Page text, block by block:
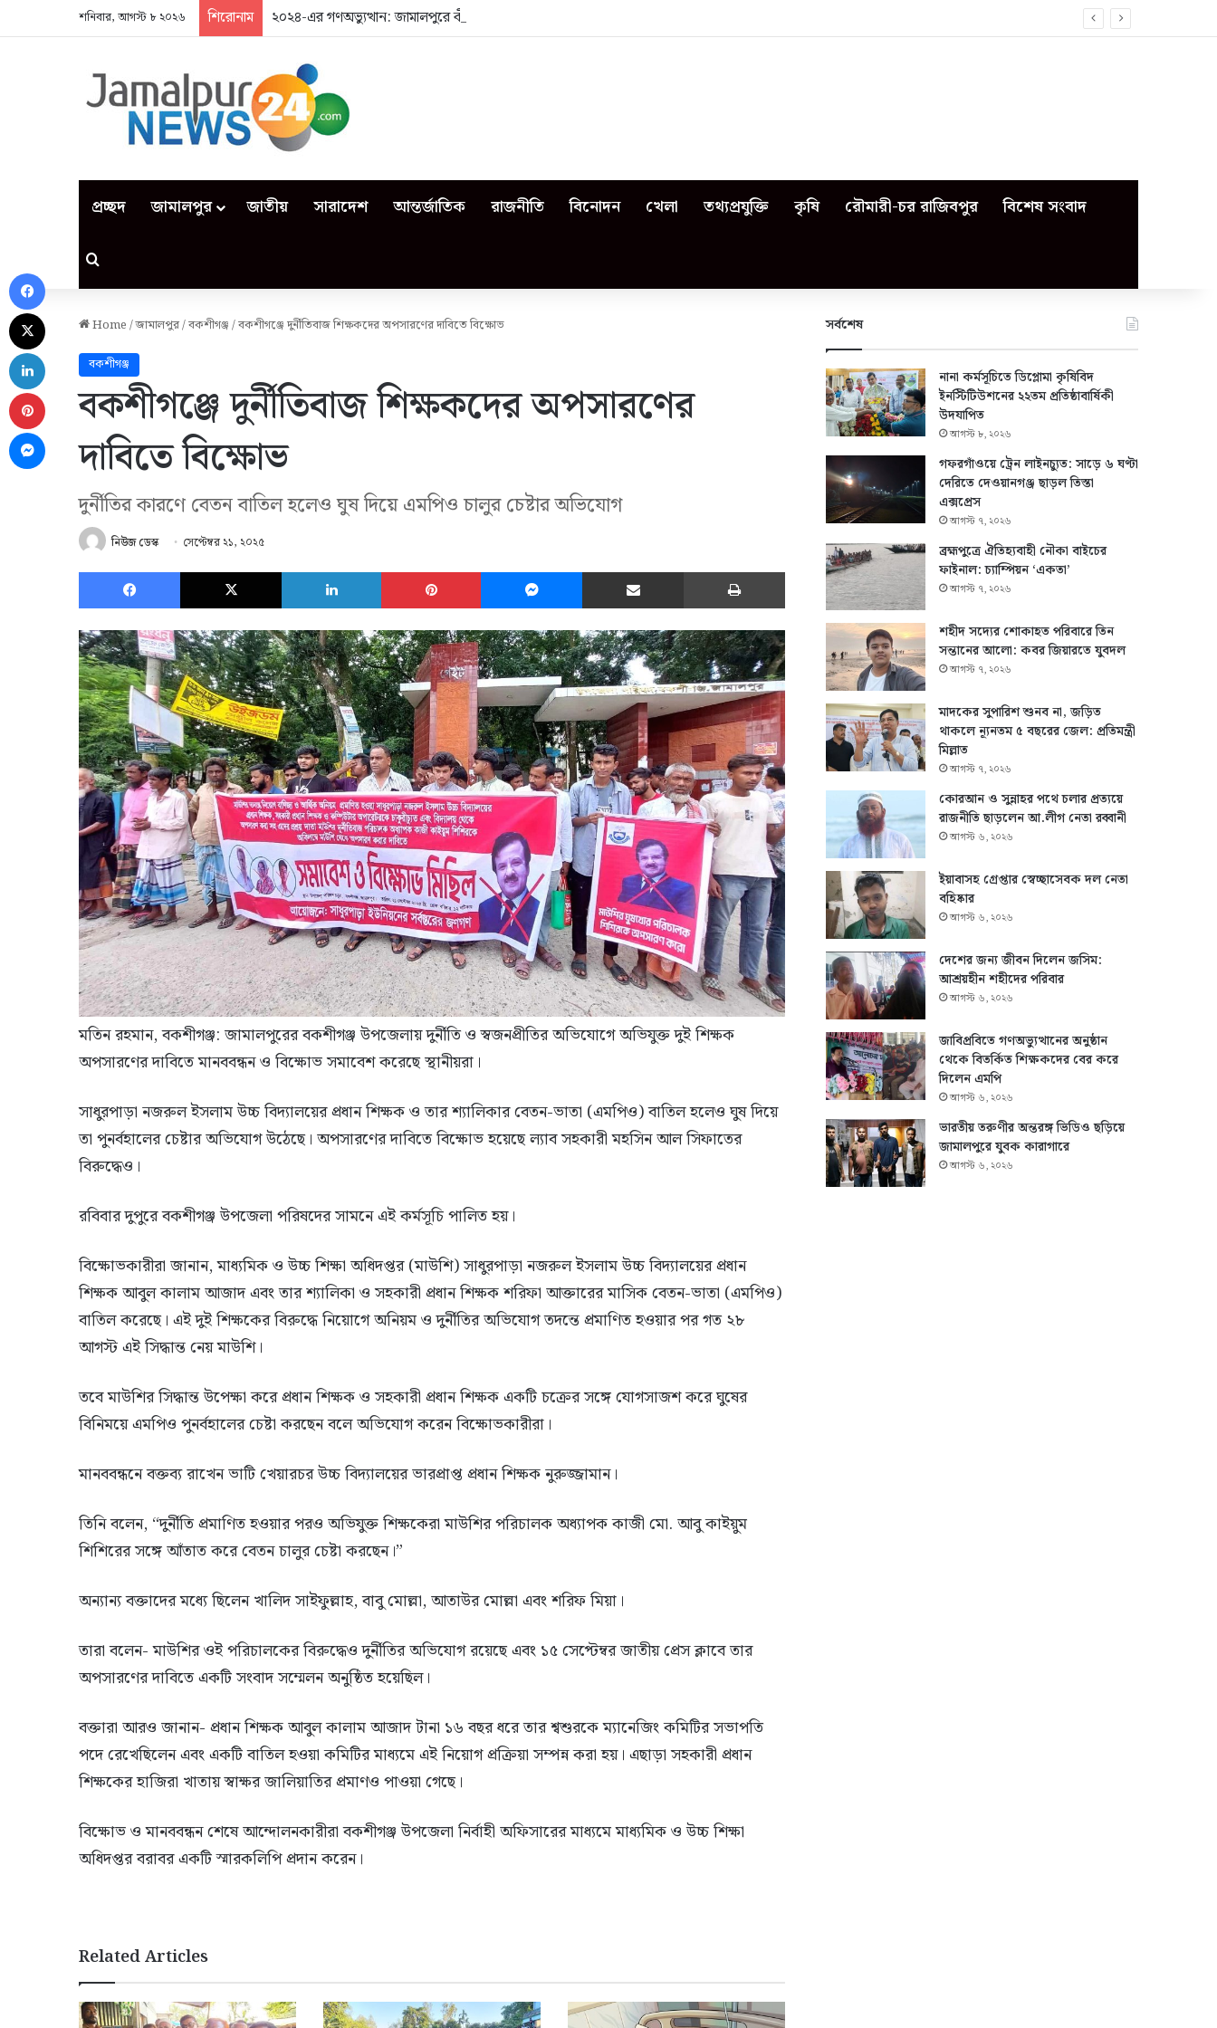
শনিবার, আগস্ট ৮ ২০২৬ শিরোনাম ২০২৪-এর গণঅভ্যুত্থান: জামালপুরে কী কী ঘটেছিল?
প্রচ্ছদ জামালপুর জাতীয় সারাদেশ আন্তর্জাতিক রাজনীতি বিনোদন খেলা তথ্যপ্রযুক্তি কৃষি রৌমারী-চর রাজিবপুর বিশেষ সংবাদ
Search for
Home/জামালপুর/বকশীগঞ্জ/বকশীগঞ্জে দুর্নীতিবাজ শিক্ষকদের অপসারণের দাবিতে বিক্ষোভ
বকশীগঞ্জ
বকশীগঞ্জে দুর্নীতিবাজ শিক্ষকদের অপসারণের
দাবিতে বিক্ষোভ
দুর্নীতির কারণে বেতন বাতিল হলেও ঘুষ দিয়ে এমপিও চালুর চেষ্টার অভিযোগ
নিউজ ডেস্ক সেপ্টেম্বর ২১, ২০২৫
Facebook X LinkedIn Pinterest Messenger Share via Email Print
মতিন রহমান, বকশীগঞ্জ: জামালপুরের বকশীগঞ্জ উপজেলায় দুর্নীতি ও স্বজনপ্রীতির অভিযোগে অভিযুক্ত দুই শিক্ষক
অপসারণের দাবিতে মানববন্ধন ও বিক্ষোভ সমাবেশ করেছে স্থানীয়রা।
সাধুরপাড়া নজরুল ইসলাম উচ্চ বিদ্যালয়ের প্রধান শিক্ষক ও তার শ্যালিকার বেতন-ভাতা (এমপিও) বাতিল হলেও ঘুষ দিয়ে
তা পুনর্বহালের চেষ্টার অভিযোগ উঠেছে। অপসারণের দাবিতে বিক্ষোভ হয়েছে ল্যাব সহকারী মহসিন আল সিফাতের
বিরুদ্ধেও।
রবিবার দুপুরে বকশীগঞ্জ উপজেলা পরিষদের সামনে এই কর্মসূচি পালিত হয়।
বিক্ষোভকারীরা জানান, মাধ্যমিক ও উচ্চ শিক্ষা অধিদপ্তর (মাউশি) সাধুরপাড়া নজরুল ইসলাম উচ্চ বিদ্যালয়ের প্রধান
শিক্ষক আবুল কালাম আজাদ এবং তার শ্যালিকা ও সহকারী প্রধান শিক্ষক শরিফা আক্তারের মাসিক বেতন-ভাতা (এমপিও)
বাতিল করেছে। এই দুই শিক্ষকের বিরুদ্ধে নিয়োগে অনিয়ম ও দুর্নীতির অভিযোগ তদন্তে প্রমাণিত হওয়ার পর গত ২৮
আগস্ট এই সিদ্ধান্ত নেয় মাউশি।
তবে মাউশির সিদ্ধান্ত উপেক্ষা করে প্রধান শিক্ষক ও সহকারী প্রধান শিক্ষক একটি চক্রের সঙ্গে যোগসাজশ করে ঘুষের
বিনিময়ে এমপিও পুনর্বহালের চেষ্টা করছেন বলে অভিযোগ করেন বিক্ষোভকারীরা।
মানববন্ধনে বক্তব্য রাখেন ভাটি খেয়ারচর উচ্চ বিদ্যালয়ের ভারপ্রাপ্ত প্রধান শিক্ষক নুরুজ্জামান।
তিনি বলেন, “দুর্নীতি প্রমাণিত হওয়ার পরও অভিযুক্ত শিক্ষকেরা মাউশির পরিচালক অধ্যাপক কাজী মো. আবু কাইয়ুম
শিশিরের সঙ্গে আঁতাত করে বেতন চালুর চেষ্টা করছেন।”
অন্যান্য বক্তাদের মধ্যে ছিলেন খালিদ সাইফুল্লাহ, বাবু মোল্লা, আতাউর মোল্লা এবং শরিফ মিয়া।
তারা বলেন- মাউশির ওই পরিচালকের বিরুদ্ধেও দুর্নীতির অভিযোগ রয়েছে এবং ১৫ সেপ্টেম্বর জাতীয় প্রেস ক্লাবে তার
অপসারণের দাবিতে একটি সংবাদ সম্মেলন অনুষ্ঠিত হয়েছিল।
বক্তারা আরও জানান- প্রধান শিক্ষক আবুল কালাম আজাদ টানা ১৬ বছর ধরে তার শ্বশুরকে ম্যানেজিং কমিটির সভাপতি
পদে রেখেছিলেন এবং একটি বাতিল হওয়া কমিটির মাধ্যমে এই নিয়োগ প্রক্রিয়া সম্পন্ন করা হয়। এছাড়া সহকারী প্রধান
শিক্ষকের হাজিরা খাতায় স্বাক্ষর জালিয়াতির প্রমাণও পাওয়া গেছে।
বিক্ষোভ ও মানববন্ধন শেষে আন্দোলনকারীরা বকশীগঞ্জ উপজেলা নির্বাহী অফিসারের মাধ্যমে মাধ্যমিক ও উচ্চ শিক্ষা
অধিদপ্তর বরাবর একটি স্মারকলিপি প্রদান করেন।
Related Articles
সর্বশেষ
নানা কর্মসূচিতে ডিপ্লোমা কৃষিবিদ
ইনস্টিটিউশনের ২২তম প্রতিষ্ঠাবার্ষিকী
উদযাপিত
আগস্ট ৮, ২০২৬
গফরগাঁওয়ে ট্রেন লাইনচ্যুত: সাড়ে ৬ ঘণ্টা
দেরিতে দেওয়ানগঞ্জ ছাড়ল তিস্তা
এক্সপ্রেস
আগস্ট ৭, ২০২৬
ব্রহ্মপুত্রে ঐতিহ্যবাহী নৌকা বাইচের
ফাইনাল: চ্যাম্পিয়ন ‘একতা’
আগস্ট ৭, ২০২৬
শহীদ সদ্যের শোকাহত পরিবারে তিন
সন্তানের আলো: কবর জিয়ারতে যুবদল
আগস্ট ৭, ২০২৬
মাদকের সুপারিশ শুনব না, জড়িত
থাকলে ন্যূনতম ৫ বছরের জেল: প্রতিমন্ত্রী
মিল্লাত
আগস্ট ৭, ২০২৬
কোরআন ও সুন্নাহর পথে চলার প্রত্যয়ে
রাজনীতি ছাড়লেন আ.লীগ নেতা রব্বানী
আগস্ট ৬, ২০২৬
ইয়াবাসহ গ্রেপ্তার স্বেচ্ছাসেবক দল নেতা
বহিষ্কার
আগস্ট ৬, ২০২৬
দেশের জন্য জীবন দিলেন জসিম:
আশ্রয়হীন শহীদের পরিবার
আগস্ট ৬, ২০২৬
জাবিপ্রবিতে গণঅভ্যুত্থানের অনুষ্ঠান
থেকে বিতর্কিত শিক্ষকদের বের করে
দিলেন এমপি
আগস্ট ৬, ২০২৬
ভারতীয় তরুণীর অন্তরঙ্গ ভিডিও ছড়িয়ে
জামালপুরে যুবক কারাগারে
আগস্ট ৬, ২০২৬
Facebook
LinkedIn
Pinterest